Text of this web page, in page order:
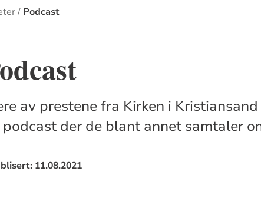
Podcast
av prestene fra Kirken i
podcast der de blant annet samtaler
11.08.2021